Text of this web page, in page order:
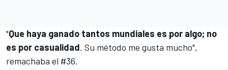
"Que haya ganado tantos mundiales es por algo; no
es por casualidad. Su método me gusta mucho",
remachaba el #36.